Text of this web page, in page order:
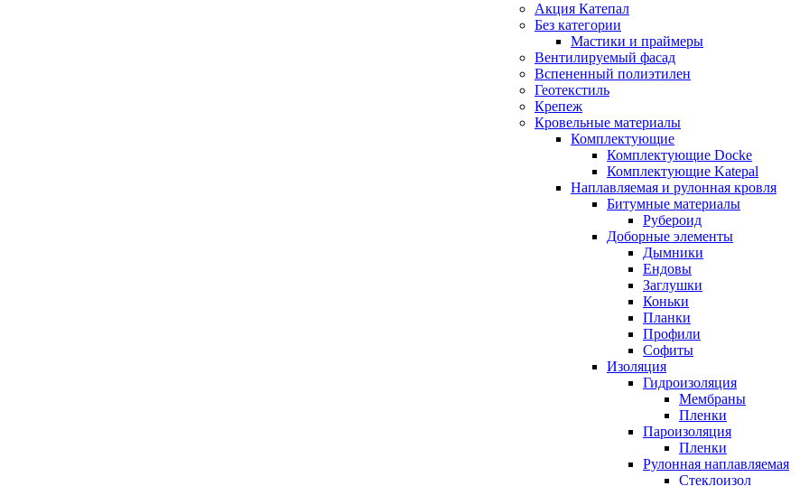
Акция Катепал
Без категории
Мастики и праймеры
Вентилируемый фасад
Вспененный полиэтилен
Геотекстиль
Крепеж
Кровельные материалы
Комплектующие
Комплектующие Docke
Комплектующие Katepal
Наплавляемая и рулонная кровля
Битумные материалы
Рубероид
Доборные элементы
Дымники
Ендовы
Заглушки
Коньки
Планки
Профили
Софиты
Изоляция
Гидроизоляция
Мембраны
Пленки
Пароизоляция
Пленки
Рулонная наплавляемая
Cтеклоизол